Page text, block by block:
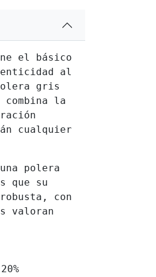
el básico
al
gris
combina la
cualquier
polera
que su
con
valoran